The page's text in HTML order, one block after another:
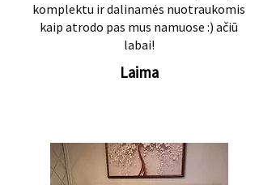
komplektu ir dalinamės nuotraukomis
kaip atrodo pas mus namuose :) ačiū
labai!
Laima